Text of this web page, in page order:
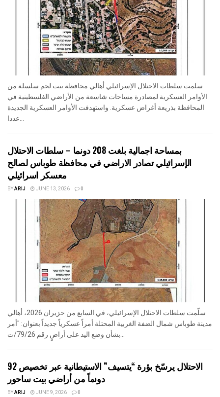
سلمت سلطات الاحتلال الإسرائيلي أهالي محافظة بيت لحم سلسلة من
الأوامر العسكرية لمصادرة مساحات شاسعة من الأراضي الفلسطينية في
المحافظة بذريعة أغراض عسكرية. واستهدفت الأوامر العسكرية الجديدة
عددا...
بمساحة اجمالية بلغت 208 دونما – سلطات الاحتلال
الإسرائيلي تصادر الاراضي في محافظة طوباس لصالح
معسكر اسرائيلي
BYARIJ JUNE 13, 2026 0
سلّمت سلطات الاحتلال الإسرائيلي، في السابع من حزيران 2026، أهالي
مدينة طوباس شمال الضفة الغربية المحتلة أمراً عسكرياً جديداً بعنوان: "أمر
بشأن وضع اليد على أراضٍ رقم 79/26/ت...
الاحتلال يرسّخ بؤرة “يتسيف” الاستيطانية عبر تخصيص 92
دونماً من أراضي بيت ساحور
BYARIJ JUNE 9, 2026 0